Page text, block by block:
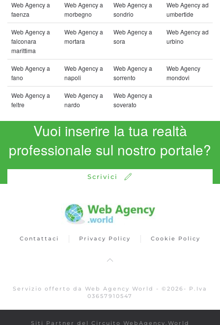
Web Agency a
faenza
Web Agency a
morbegno
Web Agency a
sondrio
Web Agency ad
umbertide
Web Agency a
falconara
marittima
Web Agency a
mortara
Web Agency a
sora
Web Agency ad
urbino
Web Agency a
fano
Web Agency a
napoli
Web Agency a
sorrento
Web Agency
mondovi
Web Agency a
feltre
Web Agency a
nardo
Web Agency a
soverato
Vuoi inserire la tua realtà
professionale sul nostro portale?
Scrivici
Contattaci Privacy Policy Cookie Policy
Servizio offerto da Web Agency World - © 2026 - P.Iva
03657910547
Siti Partner del Circuito WebAgency.World